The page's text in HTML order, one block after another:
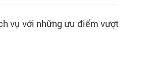
vụ với những ưu điểm vượt